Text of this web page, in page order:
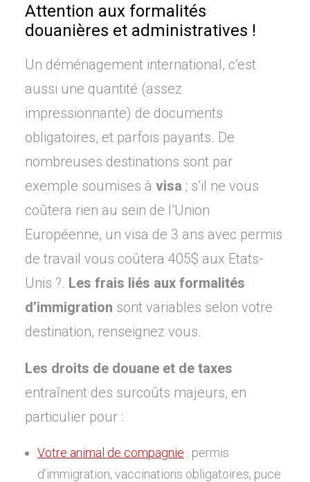
Attention aux formalités
douanières et administratives !
Un déménagement international, c’est
aussi une quantité (assez
impressionnante) de documents
obligatoires, et parfois payants. De
nombreuses destinations sont par
exemple soumises à visa ; s’il ne vous
coûtera rien au sein de l’Union
Européenne, un visa de 3 ans avec permis
de travail vous coûtera 405$ aux Etats-
Unis ?. Les frais liés aux formalités
d’immigration sont variables selon votre
destination, renseignez vous.
Les droits de douane et de taxes
entraînent des surcoûts majeurs, en
particulier pour :
Votre animal de compagnie : permis
d’immigration, vaccinations obligatoires, puce